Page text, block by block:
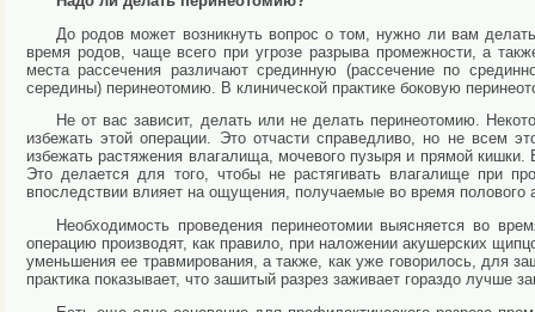
До родов может возникнуть вопрос о том, нужно ли вам
время родов, чаще всего при угрозе разрыва промежности, а
места рассечения различают срединную (рассечение по
середины) перинеотомию. В клинической практике боковую
Не от вас зависит, делать или не делать перинеотомию.
избежать этой операции. Это отчасти справедливо, но не всем
избежать растяжения влагалища, мочевого пузыря и прямой
Это делается для того, чтобы не растягивать влагалище при
впоследствии влияет на ощущения, получаемые во время полового
Необходимость проведения перинеотомии выясняется во
операцию производят, как правило, при наложении акушерских
уменьшения ее травмирования, а также, как уже говорилось, для
практика показывает, что зашитый разрез заживает гораздо лучше